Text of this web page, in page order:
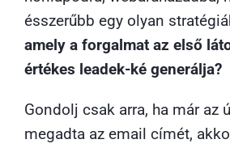
ésszerűbb egy olyan
amely a forgalmat az első
értékes leadek-ké generálja?
Gondolj csak arra, ha már az
megadta az email címét,